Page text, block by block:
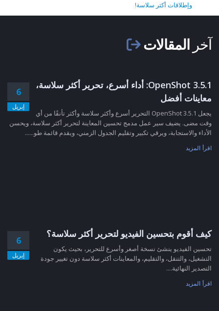
وإطلاقات أكثر سلاسة!
آخر المقالات
6
إبريل
OpenShot 3.5.1: أداء أسرع، تحرير أكثر سلاسة،
معاينات أفضل
يجعل OpenShot 3.5.1 التحرير أسرع وأكثر سلاسة وأكثر تأنقًا من أي
وقت مضى. يضيف سير عمل مدمج تحسين المعاينة لتحرير أكثر سلاسة، ويحسن
الأداء والاستجابة، ويرقي تكبير وتقليم الجدول الزمني، ويقدم قائمة طو......
اقرأ المزيد
6
إبريل
كيف أقوم بتحسين الفيديو لتحرير أكثر سلاسة؟
تحسين الفيديو ينشئ نسخة أصغر وأسرع للتحرير، بحيث يكون
التشغيل، والتنقل، والتقليم، والمعاينات أكثر سلاسة دون تغيير جودة
التصدير النهائية....
اقرأ المزيد